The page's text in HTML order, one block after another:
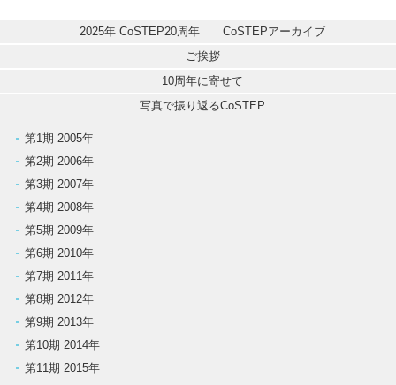
シ
ョ
ン
2025年 CoSTEP20周年　　CoSTEPアーカイブ
ご挨拶
10周年に寄せて
写真で振り返るCoSTEP
第1期 2005年
第2期 2006年
第3期 2007年
第4期 2008年
第5期 2009年
第6期 2010年
第7期 2011年
第8期 2012年
第9期 2013年
第10期 2014年
第11期 2015年